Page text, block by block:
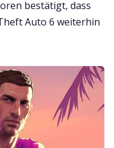
bestätigt, dass
Auto 6 weiterhin